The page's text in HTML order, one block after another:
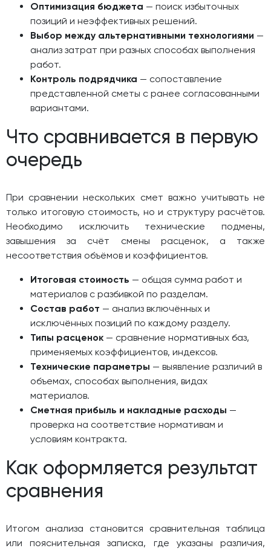
Оптимизация бюджета — поиск избыточных
позиций и неэффективных решений.
Выбор между альтернативными технологиями —
анализ затрат при разных способах выполнения
работ.
Контроль подрядчика — сопоставление
представленной сметы с ранее согласованными
вариантами.
Что сравнивается в первую
очередь
При сравнении нескольких смет важно учитывать не
только итоговую стоимость, но и структуру расчётов.
Необходимо исключить технические подмены,
завышения за счёт смены расценок, а также
несоответствия объёмов и коэффициентов.
Итоговая стоимость — общая сумма работ и
материалов с разбивкой по разделам.
Состав работ — анализ включённых и
исключённых позиций по каждому разделу.
Типы расценок — сравнение нормативных баз,
применяемых коэффициентов, индексов.
Технические параметры — выявление различий в
объемах, способах выполнения, видах
материалов.
Сметная прибыль и накладные расходы —
проверка на соответствие нормативам и
условиям контракта.
Как оформляется результат
сравнения
Итогом анализа становится сравнительная таблица
или пояснительная записка, где указаны различия,